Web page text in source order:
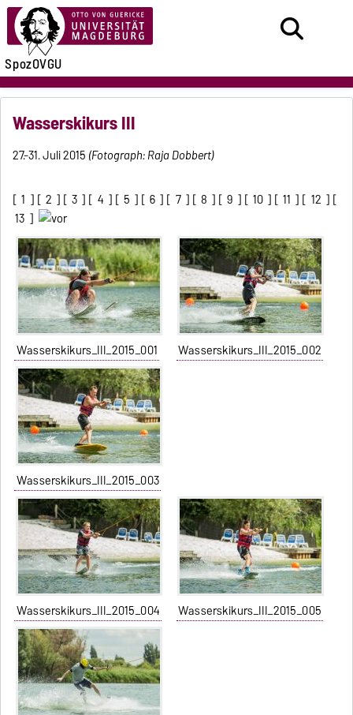
SpozOVGU
Wasserskikurs III
27.-31. Juli 2015 (Fotograph: Raja Dobbert)
[ 1 ] [ 2 ] [ 3 ] [ 4 ] [ 5 ] [ 6 ] [ 7 ] [ 8 ] [ 9 ] [ 10 ] [ 11 ] [ 12 ] [
13 ]
Wasserskikurs_III_2015_001 Wasserskikurs_III_2015_002
Wasserskikurs_III_2015_003
Wasserskikurs_III_2015_004 Wasserskikurs_III_2015_005